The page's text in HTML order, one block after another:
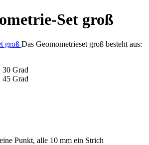
Set groß
Das Geomometrieset groß besteht aus:
30 Grad
45 Grad
Punkt, alle 10 mm ein Strich